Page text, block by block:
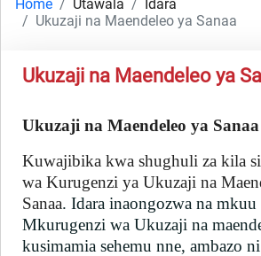
Home Utawala
Idara
Ukuzaji na Maendeleo ya Sanaa
Ukuzaji na Maendeleo ya
Ukuzaji na Maendeleo ya Sanaa
Kuwajibika kwa shughuli za kila
wa Kurugenzi ya Ukuzaji na
Sanaa. Idara inaongozwa na mkuu
Mkurugenzi wa Ukuzaji na
kusimamia sehemu nne, ambazo